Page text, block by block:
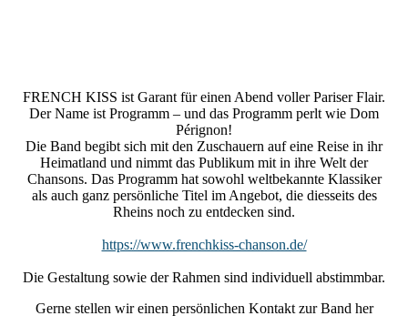
FRENCH KISS ist Garant für einen Abend voller Pariser Flair.
Der Name ist Programm – und das Programm perlt wie Dom
Pérignon!
Die Band begibt sich mit den Zuschauern auf eine Reise in ihr
Heimatland und nimmt das Publikum mit in ihre Welt der
Chansons. Das Programm hat sowohl weltbekannte Klassiker
als auch ganz persönliche Titel im Angebot, die diesseits des
Rheins noch zu entdecken sind.
https://www.frenchkiss-chanson.de/
Die Gestaltung sowie der Rahmen sind individuell abstimmbar.
Gerne stellen wir einen persönlichen Kontakt zur Band her